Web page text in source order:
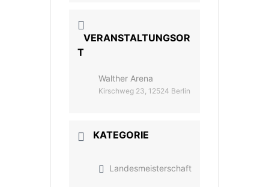
VERANSTALTUNGSOR
T
Walther Arena
Kirschweg 23, 12524 Berlin
KATEGORIE
Landesmeisterschaft